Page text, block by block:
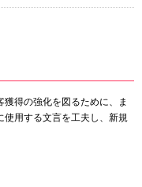
得の強化を図るために、ま
使用する文言を工夫し、新規